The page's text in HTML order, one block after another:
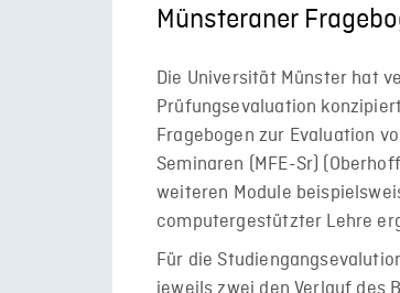
Münsteraner
Die Universität Münster hat
Prüfungsevaluation
Fragebogen zur Evaluation
Seminaren (MFE-Sr)
weiteren Module
computergestützter Lehre
Für die